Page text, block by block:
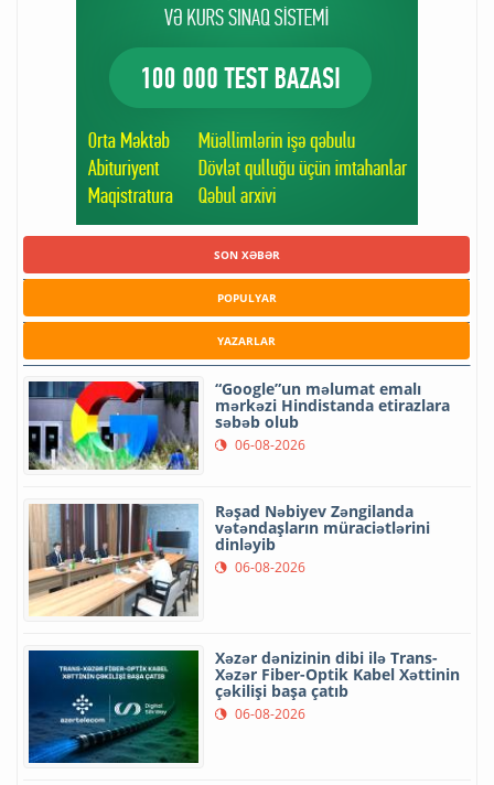
SON XƏBƏR
POPULYAR
YAZARLAR
“Google”un məlumat emalı
mərkəzi Hindistanda etirazlara
səbəb olub
06-08-2026
Rəşad Nəbiyev Zəngilanda
vətəndaşların müraciətlərini
dinləyib
06-08-2026
Xəzər dənizinin dibi ilə Trans-
Xəzər Fiber-Optik Kabel Xəttinin
çəkilişi başa çatıb
06-08-2026